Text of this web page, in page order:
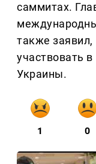
саммитах.
также заявил,
участвовать
Украины.
1 0